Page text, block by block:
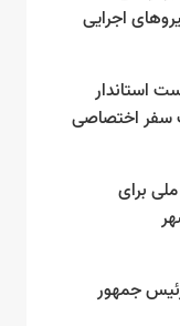
اجرایی
استاندار
سفر اختصاصی
برای
رئیس جمهور